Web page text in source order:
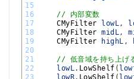
15
16
17
18
19
20
21
22
23
// 内部変数
CMyFilter
lowL,
CMyFilter midL,
CMyFilter
highL ,
// 低音域を持ち上げ
lowL. LowShelf (
lowR. LowShelf (